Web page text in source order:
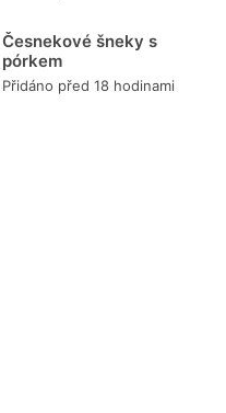
Česnekové šneky s
pórkem
Přidáno před 18 hodinami